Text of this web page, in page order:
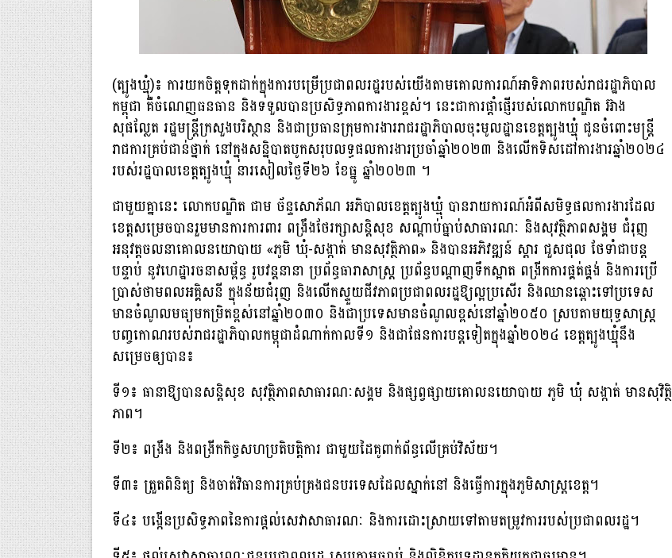
(ត្បូងឃ្មុំ)៖ ការយកចិត្តទុកដាក់ក្នុងការបម្រើប្រជាពលរដ្ឋរបស់យើងតាមគោលការណ៍អាទិភាពរបស់រាជរដ្ឋាភិបាល
កម្ពុជា គឺចំណេញធនធាន និងទទួលបានប្រសិទ្ធភាពការងារខ្ពស់។ នេះជាការផ្តាំផ្ញើរបស់លោកបណ្ឌិត អ៊ាង
សុផល្លែត រដ្ឋមន្រ្តីក្រសួងបរិស្ថាន និងជាប្រធានក្រុមការងាររាជរដ្ឋាភិបាលចុះមូលដ្ឋានខេត្តត្បូងឃ្មុំ ជូនចំពោះមន្រ្តី
រាជការគ្រប់ជាន់ថ្នាក់ នៅក្នុងសន្និបាតបូកសរុបលទ្ធផលការងារប្រចាំឆ្នាំ២០២៣ និងលើកទិសដៅការងារឆ្នាំ២០២៤
របស់រដ្ឋបាលខេត្តត្បូងឃ្មុំ នារសៀលថ្ងៃទី២៦ ខែធ្នូ ឆ្នាំ២០២៣ ។
ជាមួយគ្នានេះ លោកបណ្ឌិត ជាម ច័ន្ទសោភ័ណ អភិបាលខេត្តត្បូងឃ្មុំ បានរាយការណ៍អំពីសមិទ្ធផលការងារដែល
ខេត្តសម្រេចបានរួមមានការការពារ ពង្រឹងថែរក្សាសន្តិសុខ សណ្តាប់ធ្នាប់សាធារណៈ និងសុវត្ថិភាពសង្គម ជំរុញ
អនុវត្តចលនាគោលនយោបាយ «ភូមិ ឃុំ-សង្កាត់ មានសុវត្ថិភាព» និងបានអភិវឌ្ឍន៍ ស្តារ ជួសជុល ថែទាំជាបន្ត
បន្ទាប់ នូវហេដ្ឋារចនាសម្ព័ន្ធ រូបវន្តនានា ប្រព័ន្ធធារាសាស្ត្រ ប្រព័ន្ធបណ្តាញទឹកស្អាត ពង្រីកការផ្គត់ផ្គង់ និងការប្រើ
ប្រាស់ថាមពលអគ្គិសនី ក្នុងន័យជំរុញ និងលើកស្ទួយជីវភាពប្រជាពលរដ្ឋឱ្យល្អប្រសើរ និងឈានឆ្ពោះទៅប្រទេស
មានចំណូលមធ្យមកម្រិតខ្ពស់នៅឆ្នាំ២០៣០ និងជាប្រទេសមានចំណូលខ្ពស់នៅឆ្នាំ២០៥០ ស្របតាមយុទ្ធសាស្ត្រ
បញ្ចកោណរបស់រាជរដ្ឋាភិបាលកម្ពុជាដំណាក់កាលទី១ និងជាផែនការបន្តទៀតក្នុងឆ្នាំ២០២៤ ខេត្តត្បូងឃ្មុំនឹង
សម្រេចឲ្យបាន៖
ទី១៖ ធានាឱ្យបានសន្តិសុខ សុវត្ថិភាពសាធារណៈសង្គម និងផ្សព្វផ្សាយគោលនយោបាយ ភូមិ ឃុំ សង្កាត់ មានសុវិត្ថិ
ភាព។
ទី២៖ ពង្រឹង និងពង្រីកកិច្ចសហប្រតិបត្តិការ ជាមួយដៃគូពាក់ព័ន្ធលើគ្រប់វិស័យ។
ទី៣៖ ត្រួតពិនិត្យ និងចាត់វិធានការគ្រប់គ្រងជនបរទេសដែលស្នាក់នៅ និងធ្វើការក្នុងភូមិសាស្ត្រខេត្ត។
ទី៤៖ បង្កើនប្រសិទ្ធភាពនៃការផ្ដល់សេវាសាធារណៈ និងការដោះស្រាយទៅតាមតម្រូវការរបស់ប្រជាពលរដ្ឋ។